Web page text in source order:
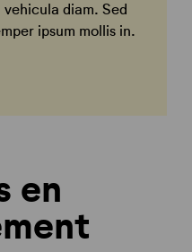
diam. Sed
ipsum mollis in.
en